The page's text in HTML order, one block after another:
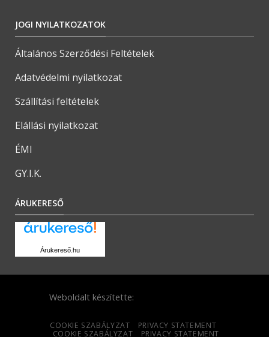
JOGI NYILATKOZATOK
Általános Szerződési Feltételek
Adatvédelmi nyilatkozat
Szállítási feltételek
Elállási nyilatkozat
ÉMI
GY.I.K.
ÁRUKERESŐ
Árukereső.hu
Weboldalt készítette:
COOKIE SZABÁLYZAT
PRIVACY STATEMENT
COOKIE SZABÁLYZAT
PRIVACY STATEMENT